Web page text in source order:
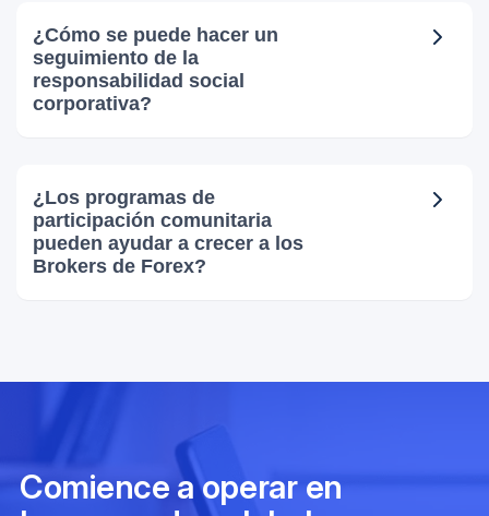
¿Cómo se puede hacer un
seguimiento de la
responsabilidad social
corporativa?
¿Los programas de
participación comunitaria
pueden ayudar a crecer a los
Brokers de Forex?